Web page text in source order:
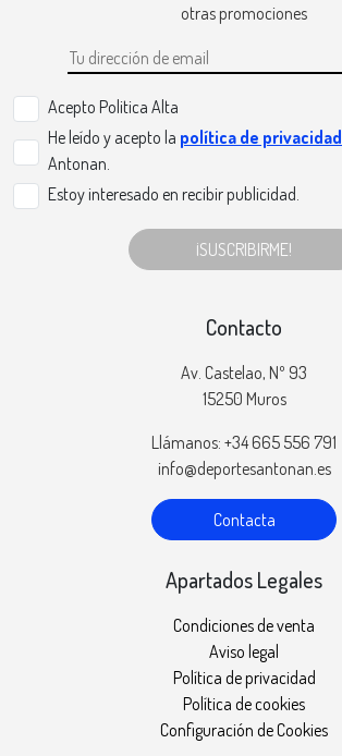
otras promociones
Acepto Politica Alta
He leído y acepto la política de privacidad
Antonan.
Estoy interesado en recibir publicidad.
¡SUSCRIBIRME!
Contacto
Av. Castelao, Nº 93
15250 Muros
Llámanos: +34 665 556 791
info@deportesantonan.es
Contacta
Apartados Legales
Condiciones de venta
Aviso legal
Política de privacidad
Política de cookies
Configuración de Cookies